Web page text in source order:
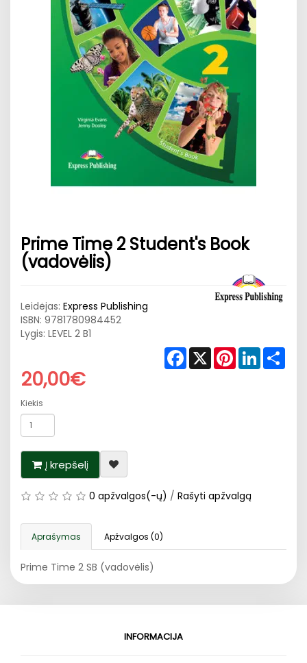
Prime Time 2 Student's Book
(vadovėlis)
Leidėjas: Express Publishing
ISBN: 9781780984452
Lygis: LEVEL 2 B1
Facebook
X PinterestLinkedIn
20,00€
Kiekis
Į krepšelį
0 apžvalgos(-ų) / Rašyti apžvalgą
Aprašymas Apžvalgos (0)
Prime Time 2 SB (vadovėlis)
INFORMACIJA